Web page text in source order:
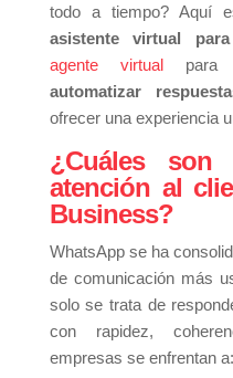
todo a tiempo? Aquí
asistente virtual
agente virtualpara
automatizar
ofrecer una experiencia
¿Cuáles
atención al
Business?
WhatsApp se ha
de comunicación más
solo se trata de
con rapidez,
empresas se enfrentan a: